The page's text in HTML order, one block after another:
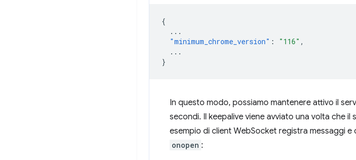
{
...
"minimum_chrome_version" : "116" ,
...
}
In questo modo, possiamo mantenere attivo il
secondi. Il keepalive viene avviato una volta che
esempio di client WebSocket registra messaggi e
onopen :